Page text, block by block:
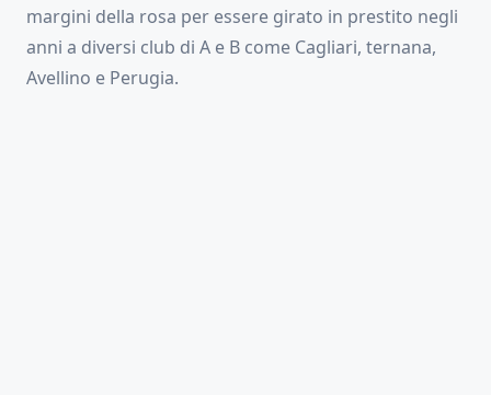
margini della rosa per essere girato in prestito negli
anni a diversi club di A e B come Cagliari, ternana,
Avellino e Perugia.